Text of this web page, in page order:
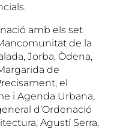
amb els set
de la
Jorba, Òdena,
de
el
i Agenda Urbana,
d’Ordenació
Agustí Serra,